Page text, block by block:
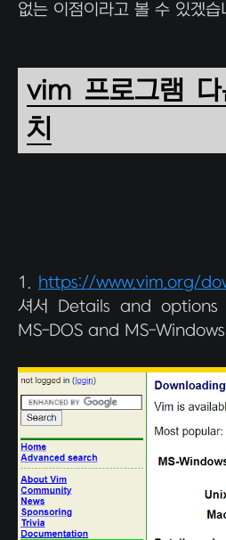
없는 이점이라고 볼 수 있겠습
vim 프로그램
치
1. https://www.vim.org/
셔서 Details and options
MS-DOS and MS-Windows